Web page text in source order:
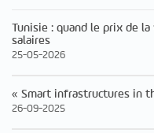
Tunisie : quand le prix de
salaires
25-05-2026
« Smart infrastructures in
26-09-2025